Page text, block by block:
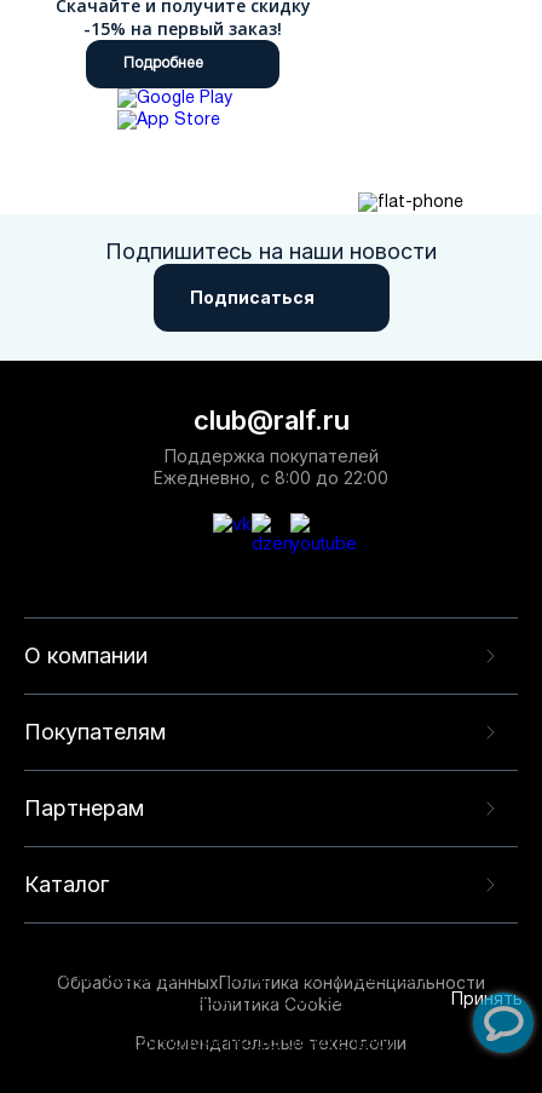
Скачайте и получите скидку
-15% на первый заказ!
Подробнее
Подпишитесь на наши новости
Подписаться
О компании
Покупателям
Партнерам
Каталог
club@ralf.ru
Поддержка покупателей
Ежедневно, с 8:00 до 22:00
Обработка данныхПолитика конфиденциальности
Политика Cookie
Рекомендательные технологии
опыта на нашем сайте. Продолжая использовать
данный сайт, вы соглашаетесь с использованием
технологий. Для получения дополнительной
Принять